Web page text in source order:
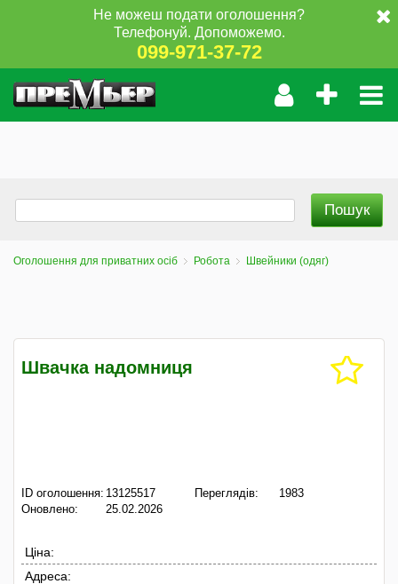
Не можеш подати оголошення?
Телефонуй. Допоможемо.
099-971-37-72
Оголошення для приватних осіб Робота Швейники (одяг)
Швачка надомниця
ID оголошення: 13125517
Оновлено:
25.02.2026
Переглядів: 1983
Ціна:
Адреса: